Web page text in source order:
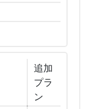
追加
プラ
ン